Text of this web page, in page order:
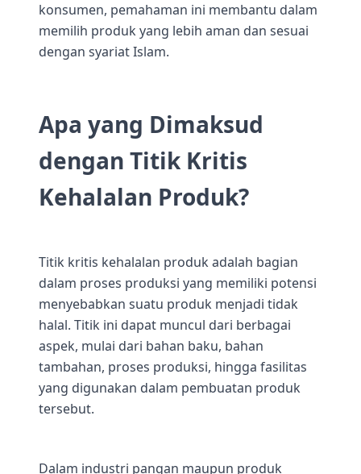
konsumen, pemahaman ini membantu dalam
memilih produk yang lebih aman dan sesuai
dengan syariat Islam.
Apa yang Dimaksud
dengan Titik Kritis
Kehalalan Produk?
Titik kritis kehalalan produk adalah bagian
dalam proses produksi yang memiliki potensi
menyebabkan suatu produk menjadi tidak
halal. Titik ini dapat muncul dari berbagai
aspek, mulai dari bahan baku, bahan
tambahan, proses produksi, hingga fasilitas
yang digunakan dalam pembuatan produk
tersebut.
Dalam industri pangan maupun produk